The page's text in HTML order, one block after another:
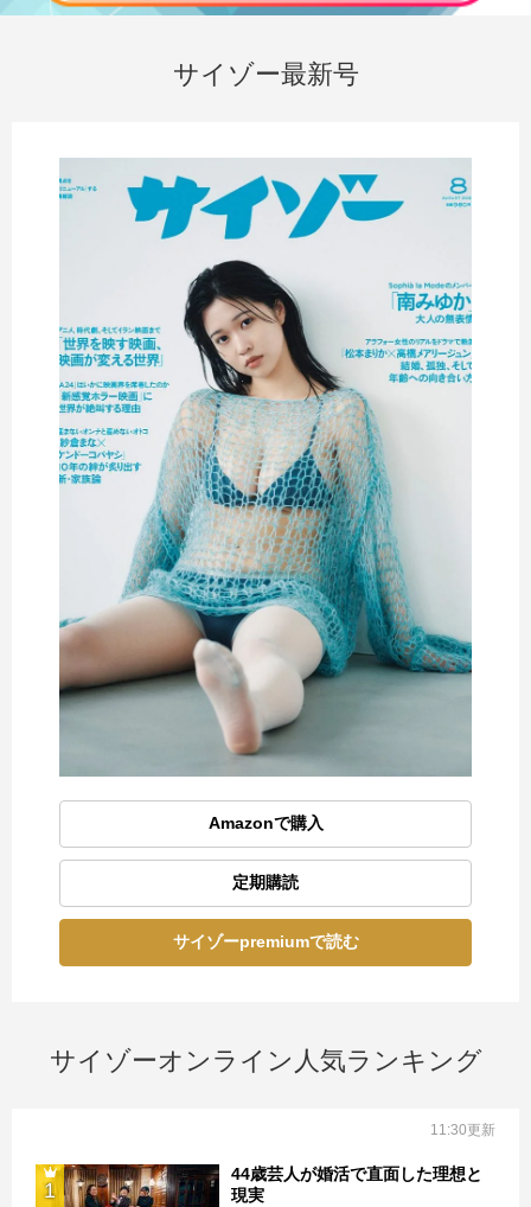
サイゾー最新号
Amazonで購入
定期購読
サイゾーpremiumで読む
サイゾーオンライン人気ランキング
11:30更新
1
44歳芸人が婚活で直面した理想と
現実